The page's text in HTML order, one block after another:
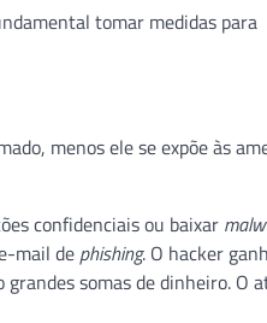
tomar medidas para
menos ele se expõe às
confidenciais ou baixar
mail de phishing. O hacker
somas de dinheiro. O